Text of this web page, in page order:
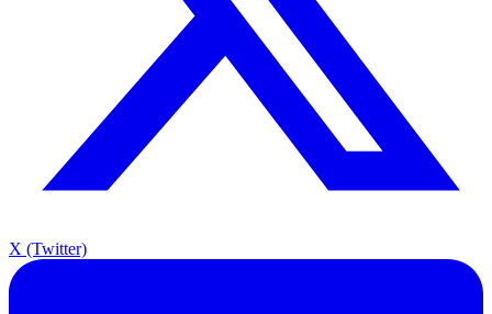
X (Twitter)